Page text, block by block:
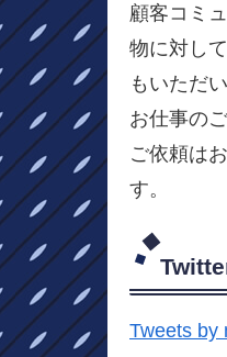
顧客コミ
物に対し
もいただ
お仕事の
ご依頼は
す。
Tweets by